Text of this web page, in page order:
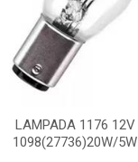
LAMPADA 1176 12V
1098(27736)20W/5W